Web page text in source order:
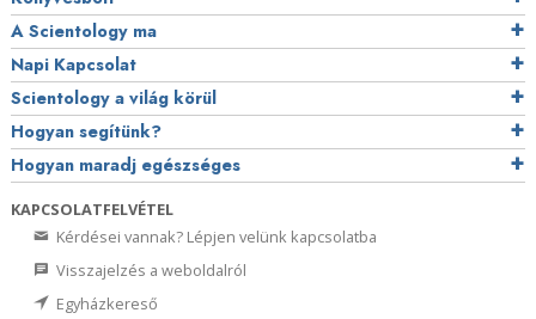
A Scientology ma
Napi Kapcsolat
Scientology a világ körül
Hogyan segítünk?
Hogyan maradj egészséges
KAPCSOLATFELVÉTEL
Kérdései vannak? Lépjen velünk kapcsolatba
Visszajelzés a weboldalról
Egyházkereső